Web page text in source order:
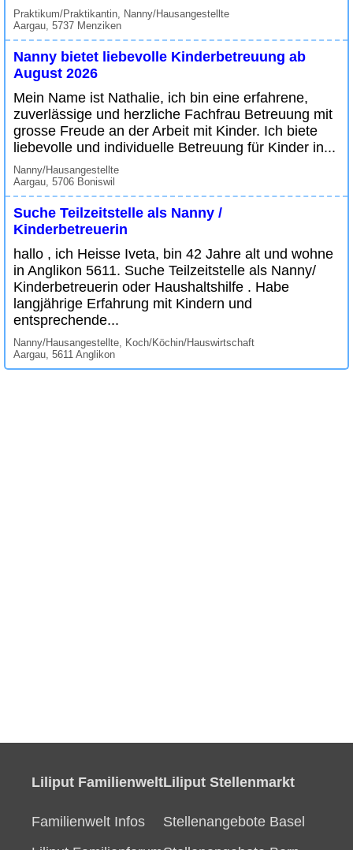
Praktikum/Praktikantin, Nanny/Hausangestellte
Aargau, 5737 Menziken
Nanny bietet liebevolle Kinderbetreuung ab
August 2026
Mein Name ist Nathalie, ich bin eine erfahrene,
zuverlässige und herzliche Fachfrau Betreuung mit
grosse Freude an der Arbeit mit Kinder. Ich biete
liebevolle und individuelle Betreuung für Kinder in...
Nanny/Hausangestellte
Aargau, 5706 Boniswil
Suche Teilzeitstelle als Nanny /
Kinderbetreuerin
hallo , ich Heisse Iveta, bin 42 Jahre alt und wohne
in Anglikon 5611. Suche Teilzeitstelle als Nanny/
Kinderbetreuerin oder Haushaltshilfe . Habe
langjährige Erfahrung mit Kindern und
entsprechende...
Nanny/Hausangestellte, Koch/Köchin/Hauswirtschaft
Aargau, 5611 Anglikon
Liliput Familienwelt
Familienwelt Infos
Liliput Stellenmarkt
Stellenangebote Basel